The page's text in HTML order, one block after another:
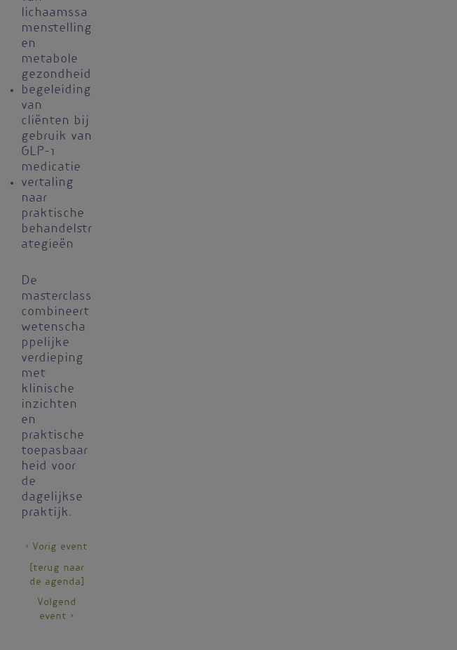
lichaamssa
menstelling
en
metabole
gezondheid
begeleiding
van
cliënten bij
gebruik van
GLP-1
medicatie
vertaling
naar
praktische
behandelstr
ategieën
De
masterclass
combineert
wetenscha
ppelijke
verdieping
met
klinische
inzichten
en
praktische
toepasbaar
heid voor
de
dagelijkse
praktijk.
< Vorig event
[terug naar
de agenda]
Volgend
event >